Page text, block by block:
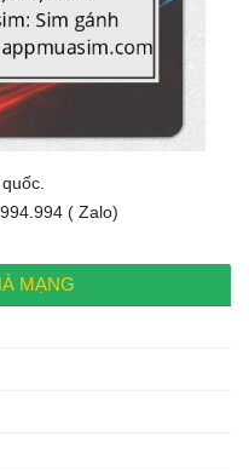
( Zalo)
MẠNG